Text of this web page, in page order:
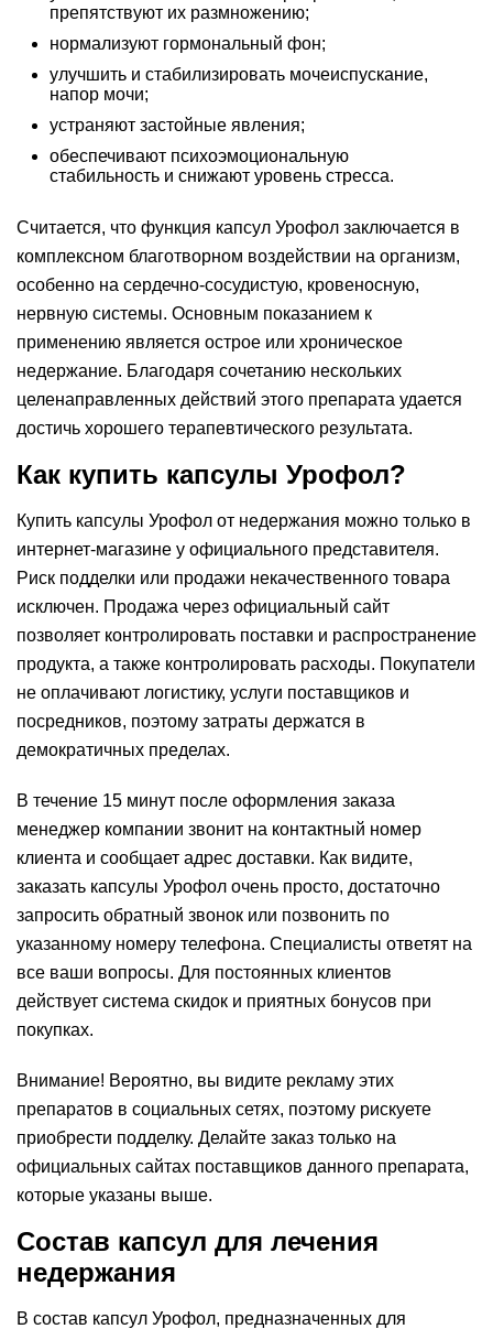
препятствуют их размножению;
нормализуют гормональный фон;
улучшить и стабилизировать мочеиспускание,
напор мочи;
устраняют застойные явления;
обеспечивают психоэмоциональную
стабильность и снижают уровень стресса.
Считается, что функция капсул Урофол заключается в
комплексном благотворном воздействии на организм,
особенно на сердечно-сосудистую, кровеносную,
нервную системы. Основным показанием к
применению является острое или хроническое
недержание. Благодаря сочетанию нескольких
целенаправленных действий этого препарата удается
достичь хорошего терапевтического результата.
Как купить капсулы Урофол?
Купить капсулы Урофол от недержания можно только в
интернет-магазине у официального представителя.
Риск подделки или продажи некачественного товара
исключен. Продажа через официальный сайт
позволяет контролировать поставки и распространение
продукта, а также контролировать расходы. Покупатели
не оплачивают логистику, услуги поставщиков и
посредников, поэтому затраты держатся в
демократичных пределах.
В течение 15 минут после оформления заказа
менеджер компании звонит на контактный номер
клиента и сообщает адрес доставки. Как видите,
заказать капсулы Урофол очень просто, достаточно
запросить обратный звонок или позвонить по
указанному номеру телефона. Специалисты ответят на
все ваши вопросы. Для постоянных клиентов
действует система скидок и приятных бонусов при
покупках.
Внимание! Вероятно, вы видите рекламу этих
препаратов в социальных сетях, поэтому рискуете
приобрести подделку. Делайте заказ только на
официальных сайтах поставщиков данного препарата,
которые указаны выше.
Состав капсул для лечения
недержания
В состав капсул Урофол, предназначенных для